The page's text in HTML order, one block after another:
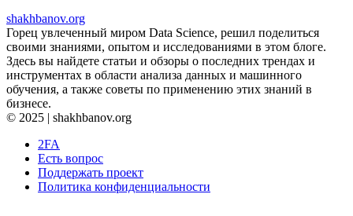
shakhbanov.org
Горец увлеченный миром Data Science, решил поделиться
своими знаниями, опытом и исследованиями в этом блоге.
Здесь вы найдете статьи и обзоры о последних трендах и
инструментах в области анализа данных и машинного
обучения, а также советы по применению этих знаний в
бизнесе.
© 2025 | shakhbanov.org
2FA
Есть вопрос
Поддержать проект
Политика конфиденциальности